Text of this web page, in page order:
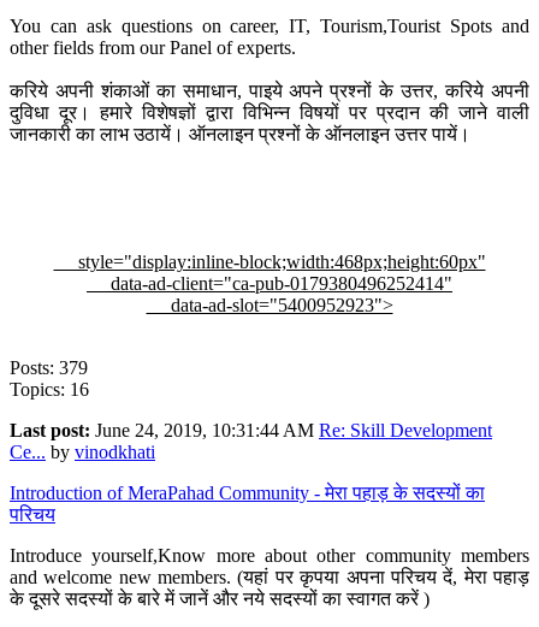
You can ask questions on career, IT, Tourism,Tourist Spots and
other fields from our Panel of experts.
करिये अपनी शंकाओं का समाधान, पाइये अपने प्रश्नों के उत्तर, करिये अपनी
दुविधा दूर। हमारे विशेषज्ञों द्वारा विभिन्न विषयों पर प्रदान की जाने वाली
जानकारी का लाभ उठायें। ऑनलाइन प्रश्नों के ऑनलाइन उत्तर पायें।
style="display:inline-block;width:468px;height:60px"
data-ad-client="ca-pub-0179380496252414"
data-ad-slot="5400952923">
Posts: 379
Topics: 16
Last post: June 24, 2019, 10:31:44 AM Re: Skill Development
Ce... by vinodkhati
Introduction of MeraPahad Community - मेरा पहाड़ के सदस्यों का
परिचय
Introduce yourself,Know more about other community members
and welcome new members. (यहां पर कृपया अपना परिचय दें, मेरा पहाड़
के दूसरे सदस्यों के बारे में जानें और नये सदस्यों का स्वागत करें )